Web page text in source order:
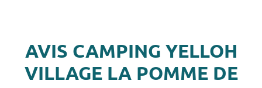
AVIS CAMPING YELLOH
VILLAGE LA POMME DE